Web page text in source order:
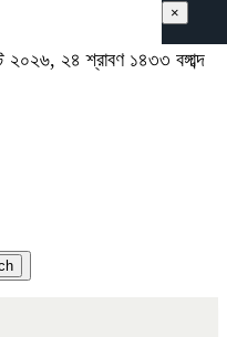
২৪ শ্রাবণ ১৪৩৩ বঙ্গাব্দ
×